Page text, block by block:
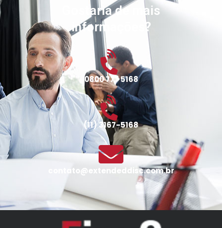
Gostaria de mais
informações?
0800 777 5168
(11) 3167-5168
contato@extendeddisc.com.br